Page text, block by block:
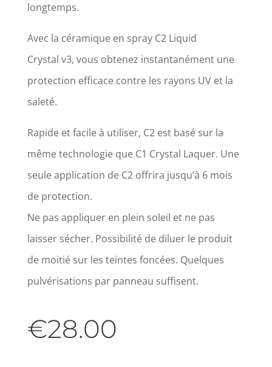
longtemps.
Avec la céramique en spray C2 Liquid
Crystal v3, vous obtenez instantanément une
protection efficace contre les rayons UV et la
saleté.
Rapide et facile à utiliser, C2 est basé sur la
même technologie que C1 Crystal Laquer. Une
seule application de C2 offrira jusqu’à 6 mois
de protection.
Ne pas appliquer en plein soleil et ne pas
laisser sécher. Possibilité de diluer le produit
de moitié sur les teintes foncées. Quelques
pulvérisations par panneau suffisent.
€28.00